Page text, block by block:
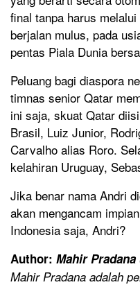
final tanpa harus
berjalan mulus, pada
pentas Piala Dunia
Peluang bagi diaspora
timnas senior Qatar
ini saja, skuat Qatar
Brasil, Luiz Junior,
Carvalho alias Roro.
kelahiran Uruguay,
Jika benar nama Andri
akan mengancam
Indonesia saja, Andri?
Author: Mahir Pradana
Mahir Pradana adalah